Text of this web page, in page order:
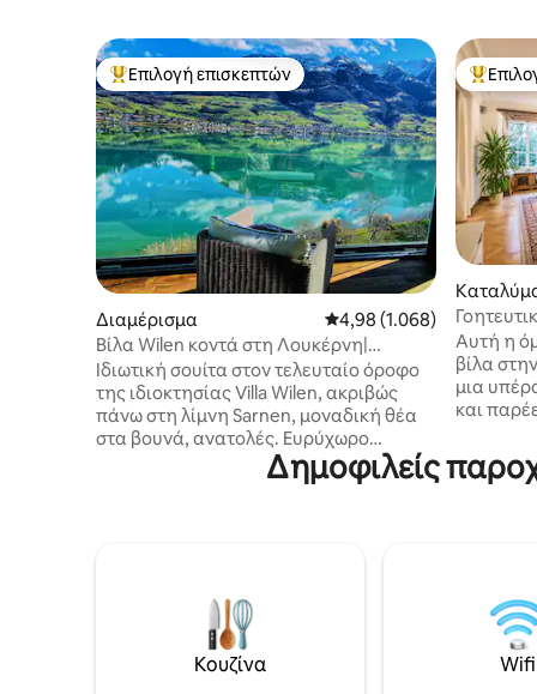
Κορυφαία επιλογή επισκεπτών
Επιλογή επισκεπτών
Διαμέρισμα Μέση βαθμολογία: 4,98
4,98 (1.068)
Βίλα Wilen κοντά στη Λουκέρνη|
Πολυτελές καταφύγιο δίπλα στη λίμνη
Ιδιωτική σουίτα στον τελευταίο όροφο
της ιδιοκτησίας Villa Wilen, ακριβώς
πάνω στη λίμνη Sarnen, μοναδική θέα
στα βουνά, ανατολές. Ευρύχωρο
υπνοδωμάτιο με home cinema,
πανοραμικό σαλόνι, μεγάλη κουζίνα και
κοινόχρηστος χώρος). Πρόσβαση στη
λίμνη και στον κήπο, σανίδες SUP,
δωρεάν πάρκινγκ και WiFi. Τα παιδιά
είναι ευπρόσδεκτα, μόνο μικρά σκυλιά.
Αυτή η
βίλα
μια
και
χώρο
σπίτι
Δημοφιλείς
Κουζίνα Wifi